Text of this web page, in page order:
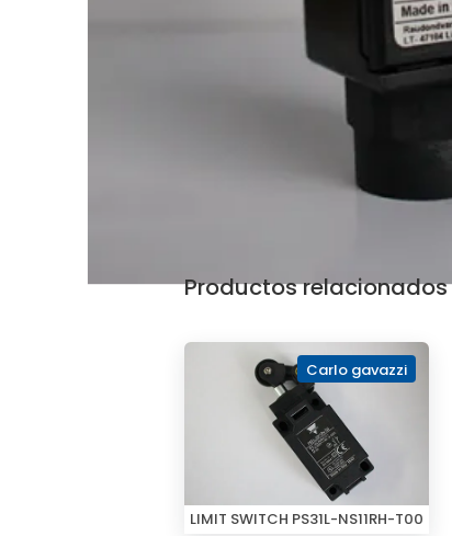
Productos relacionados
Carlo gavazzi
LIMIT SWITCH PS31L-NS11RH-T00